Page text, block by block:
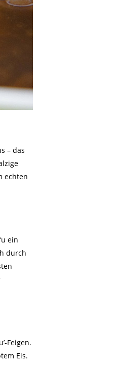
– das
echten
ein
durch
Feigen.
Eis.